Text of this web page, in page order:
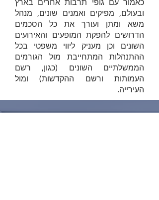
ובעולם, מפיקים ואמנים שונים, מנהל
משא ומתן ועורך את כל הסכמים
הדרושים להפקת המופעים והאירועים
השונים וכן מעניק ליווי משפטי בכל
ההתנהלות המתחייבת מול הגורמים
הממשלתיים השונים (כגון, רשם
העמותות ורשם ההקדשות) ומול
העירייה.